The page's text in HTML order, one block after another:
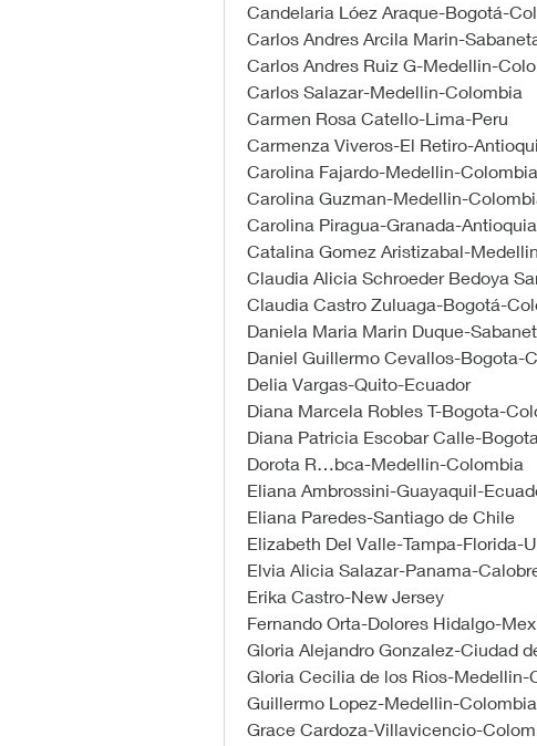
Candelaria Lóez Araque-Bogotá-
Carlos Andres Arcila Marin-
Carlos Andres Ruiz G-Medellin-
Carlos Salazar-Medellin-Colombia
Carmen Rosa Catello-Lima-Peru
Carmenza Viveros-El Retiro-
Carolina Fajardo-Medellin-Colombia
Carolina Guzman-Medellin-
Carolina Piragua-Granada-
Catalina Gomez Aristizabal-
Claudia Alicia Schroeder Bedoya
Claudia Castro Zuluaga-Bogotá-
Daniela Maria Marin Duque-
Daniel Guillermo Cevallos-Bogota-
Delia Vargas-Quito-Ecuador
Diana Marcela Robles T-Bogota-
Diana Patricia Escobar Calle-
Dorota R…bca-Medellin-Colombia
Eliana Ambrossini-Guayaquil-
Eliana Paredes-Santiago de Chile
Elizabeth Del Valle-Tampa-Florida-
Elvia Alicia Salazar-Panama-
Erika Castro-New Jersey
Fernando Orta-Dolores Hidalgo-
Gloria Alejandro Gonzalez-Ciudad
Gloria Cecilia de los Rios-Medellin-
Guillermo Lopez-Medellin-Colombia
Grace Cardoza-Villavicencio-